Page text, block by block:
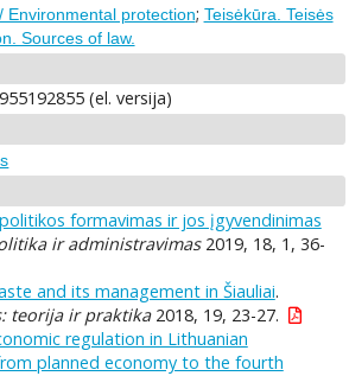
Environmental protection; Teisėkūra. Teisės
Sources of law.
(el. versija)
formavimas ir jos įgyvendinimas
ir administravimas2019, 18, 1, 36-
and its management in Šiauliai.
teorija ir praktika2018, 19, 23-27.
regulation in Lithuanian
planned economy to the fourth